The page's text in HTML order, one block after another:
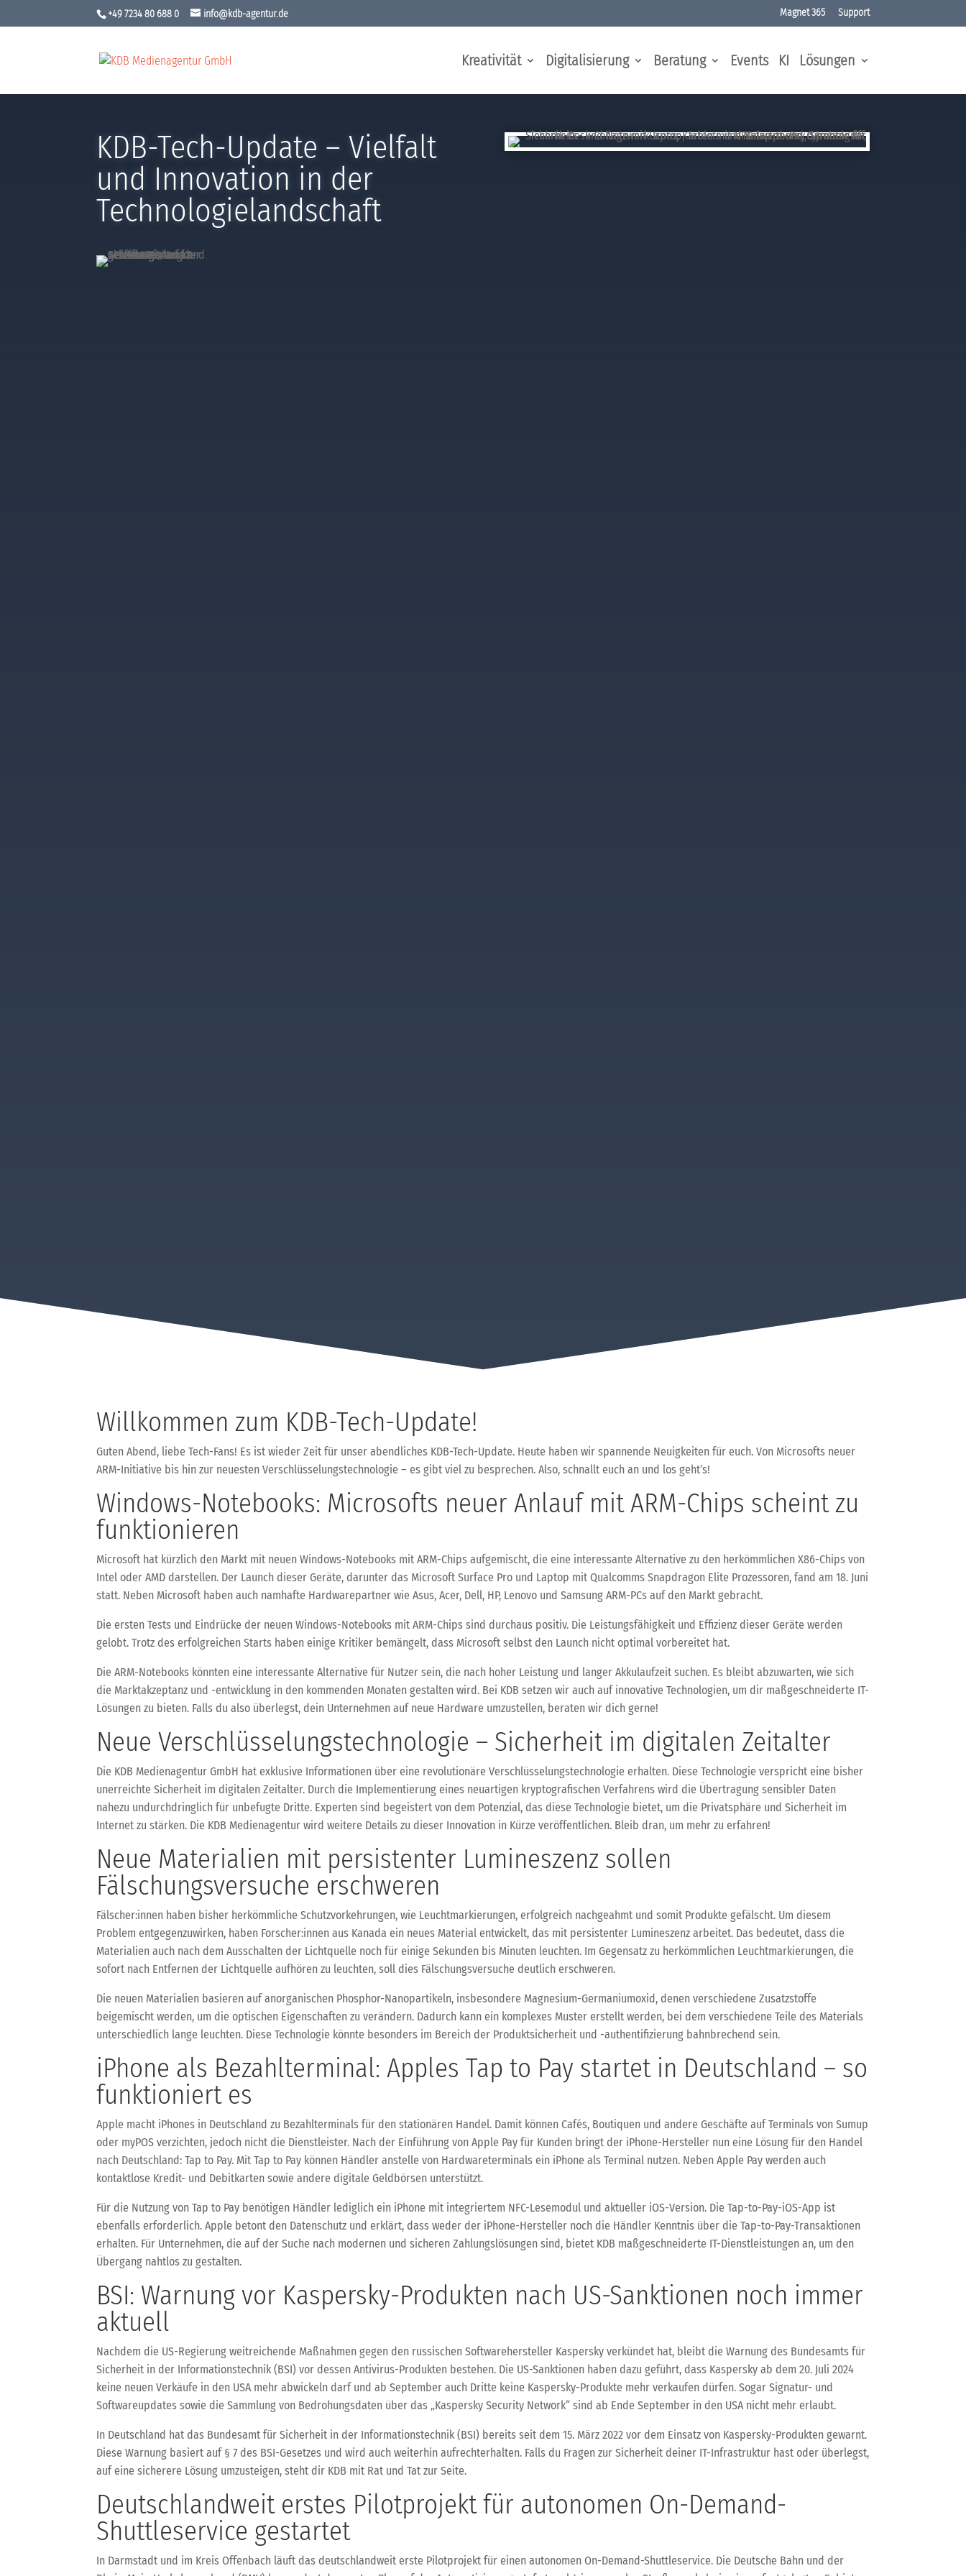
+49 7234 80 688 0 info@kdb-agentur.de Magnet 365 Support
Kreativität Digitalisierung Beratung Events KI Lösungen
KDB-Tech-Update – Vielfalt
und Innovation in der
Technologielandschaft
Willkommen zum KDB-Tech-Update!
Guten Abend, liebe Tech-Fans! Es ist wieder Zeit für unser abendliches KDB-Tech-Update. Heute haben wir spannende Neuigkeiten für euch. Von Microsofts neuer
ARM-Initiative bis hin zur neuesten Verschlüsselungstechnologie – es gibt viel zu besprechen. Also, schnallt euch an und los geht’s!
Windows-Notebooks: Microsofts neuer Anlauf mit ARM-Chips scheint zu
funktionieren
Microsoft hat kürzlich den Markt mit neuen Windows-Notebooks mit ARM-Chips aufgemischt, die eine interessante Alternative zu den herkömmlichen X86-Chips von
Intel oder AMD darstellen. Der Launch dieser Geräte, darunter das Microsoft Surface Pro und Laptop mit Qualcomms Snapdragon Elite Prozessoren, fand am 18. Juni
statt. Neben Microsoft haben auch namhafte Hardwarepartner wie Asus, Acer, Dell, HP, Lenovo und Samsung ARM-PCs auf den Markt gebracht.
Die ersten Tests und Eindrücke der neuen Windows-Notebooks mit ARM-Chips sind durchaus positiv. Die Leistungsfähigkeit und Effizienz dieser Geräte werden
gelobt. Trotz des erfolgreichen Starts haben einige Kritiker bemängelt, dass Microsoft selbst den Launch nicht optimal vorbereitet hat.
Die ARM-Notebooks könnten eine interessante Alternative für Nutzer sein, die nach hoher Leistung und langer Akkulaufzeit suchen. Es bleibt abzuwarten, wie sich
die Marktakzeptanz und -entwicklung in den kommenden Monaten gestalten wird. Bei KDB setzen wir auch auf innovative Technologien, um dir maßgeschneiderte IT-
Lösungen zu bieten. Falls du also überlegst, dein Unternehmen auf neue Hardware umzustellen, beraten wir dich gerne!
Neue Verschlüsselungstechnologie – Sicherheit im digitalen Zeitalter
Die KDB Medienagentur GmbH hat exklusive Informationen über eine revolutionäre Verschlüsselungstechnologie erhalten. Diese Technologie verspricht eine bisher
unerreichte Sicherheit im digitalen Zeitalter. Durch die Implementierung eines neuartigen kryptografischen Verfahrens wird die Übertragung sensibler Daten
nahezu undurchdringlich für unbefugte Dritte. Experten sind begeistert von dem Potenzial, das diese Technologie bietet, um die Privatsphäre und Sicherheit im
Internet zu stärken. Die KDB Medienagentur wird weitere Details zu dieser Innovation in Kürze veröffentlichen. Bleib dran, um mehr zu erfahren!
Neue Materialien mit persistenter Lumineszenz sollen
Fälschungsversuche erschweren
Fälscher:innen haben bisher herkömmliche Schutzvorkehrungen, wie Leuchtmarkierungen, erfolgreich nachgeahmt und somit Produkte gefälscht. Um diesem
Problem entgegenzuwirken, haben Forscher:innen aus Kanada ein neues Material entwickelt, das mit persistenter Lumineszenz arbeitet. Das bedeutet, dass die
Materialien auch nach dem Ausschalten der Lichtquelle noch für einige Sekunden bis Minuten leuchten. Im Gegensatz zu herkömmlichen Leuchtmarkierungen, die
sofort nach Entfernen der Lichtquelle aufhören zu leuchten, soll dies Fälschungsversuche deutlich erschweren.
Die neuen Materialien basieren auf anorganischen Phosphor-Nanopartikeln, insbesondere Magnesium-Germaniumoxid, denen verschiedene Zusatzstoffe
beigemischt werden, um die optischen Eigenschaften zu verändern. Dadurch kann ein komplexes Muster erstellt werden, bei dem verschiedene Teile des Materials
unterschiedlich lange leuchten. Diese Technologie könnte besonders im Bereich der Produktsicherheit und -authentifizierung bahnbrechend sein.
iPhone als Bezahlterminal: Apples Tap to Pay startet in Deutschland – so
funktioniert es
Apple macht iPhones in Deutschland zu Bezahlterminals für den stationären Handel. Damit können Cafés, Boutiquen und andere Geschäfte auf Terminals von Sumup
oder myPOS verzichten, jedoch nicht die Dienstleister. Nach der Einführung von Apple Pay für Kunden bringt der iPhone-Hersteller nun eine Lösung für den Handel
nach Deutschland: Tap to Pay. Mit Tap to Pay können Händler anstelle von Hardwareterminals ein iPhone als Terminal nutzen. Neben Apple Pay werden auch
kontaktlose Kredit- und Debitkarten sowie andere digitale Geldbörsen unterstützt.
Für die Nutzung von Tap to Pay benötigen Händler lediglich ein iPhone mit integriertem NFC-Lesemodul und aktueller iOS-Version. Die Tap-to-Pay-iOS-App ist
ebenfalls erforderlich. Apple betont den Datenschutz und erklärt, dass weder der iPhone-Hersteller noch die Händler Kenntnis über die Tap-to-Pay-Transaktionen
erhalten. Für Unternehmen, die auf der Suche nach modernen und sicheren Zahlungslösungen sind, bietet KDB maßgeschneiderte IT-Dienstleistungen an, um den
Übergang nahtlos zu gestalten.
BSI: Warnung vor Kaspersky-Produkten nach US-Sanktionen noch immer
aktuell
Nachdem die US-Regierung weitreichende Maßnahmen gegen den russischen Softwarehersteller Kaspersky verkündet hat, bleibt die Warnung des Bundesamts für
Sicherheit in der Informationstechnik (BSI) vor dessen Antivirus-Produkten bestehen. Die US-Sanktionen haben dazu geführt, dass Kaspersky ab dem 20. Juli 2024
keine neuen Verkäufe in den USA mehr abwickeln darf und ab September auch Dritte keine Kaspersky-Produkte mehr verkaufen dürfen. Sogar Signatur- und
Softwareupdates sowie die Sammlung von Bedrohungsdaten über das „Kaspersky Security Network“ sind ab Ende September in den USA nicht mehr erlaubt.
In Deutschland hat das Bundesamt für Sicherheit in der Informationstechnik (BSI) bereits seit dem 15. März 2022 vor dem Einsatz von Kaspersky-Produkten gewarnt.
Diese Warnung basiert auf § 7 des BSI-Gesetzes und wird auch weiterhin aufrechterhalten. Falls du Fragen zur Sicherheit deiner IT-Infrastruktur hast oder überlegst,
auf eine sicherere Lösung umzusteigen, steht dir KDB mit Rat und Tat zur Seite.
Deutschlandweit erstes Pilotprojekt für autonomen On-Demand-
Shuttleservice gestartet
In Darmstadt und im Kreis Offenbach läuft das deutschlandweit erste Pilotprojekt für einen autonomen On-Demand-Shuttleservice. Die Deutsche Bahn und der